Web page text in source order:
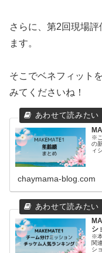
さらに、第2回現場
ます。
そこでベネフィット
みてくださいね！
※
の
ィ
chaymama-blog.com
シ
※
関
シ